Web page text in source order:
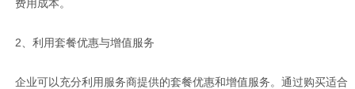
费用成本。
2、利用套餐优惠与增值服务
企业可以充分利用服务商提供的套餐优惠和增值服务。通过购买适合